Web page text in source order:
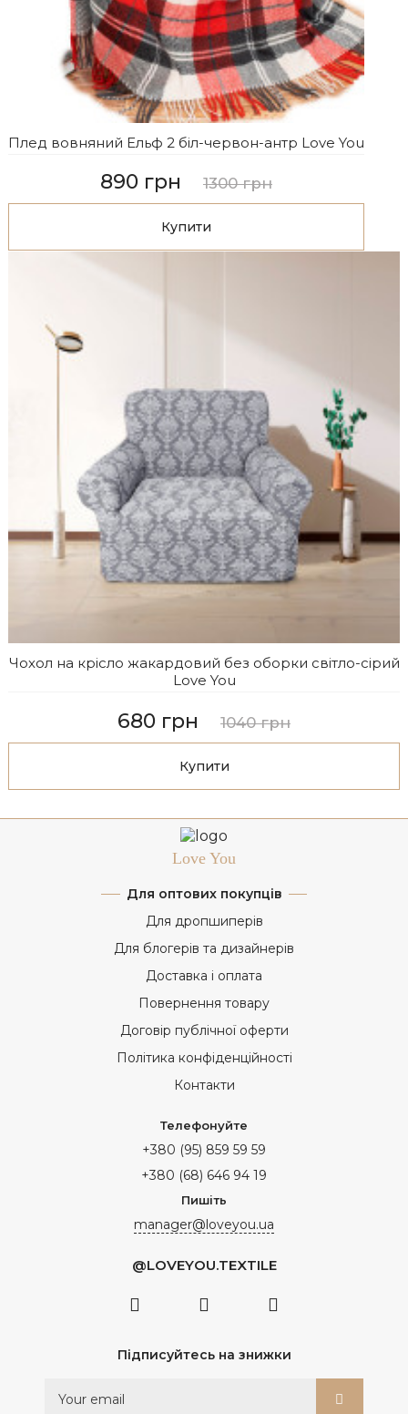
Плед вовняний Ельф 2 біл-червон-антр Love You
890 грн 1300 грн
Купити
Чохол на крісло жакардовий без оборки світло-сірий
Love You
680 грн 1040 грн
Купити
Love You
Для оптових покупців
Для дропшиперів
Для блогерів та дизайнерів
Доставка і оплата
Повернення товару
Договір публічної оферти
Політика конфіденційності
Контакти
Телефонуйте
+380 (95) 859 59 59
+380 (68) 646 94 19
Пишіть
manager@loveyou.ua
Підписуйтесь на знижки
@LOVEYOU.TEXTILE